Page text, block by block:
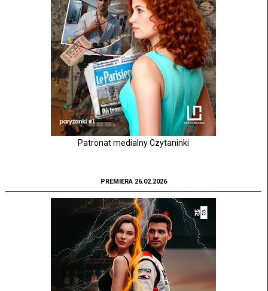
Patronat medialny Czytaninki
PREMIERA 26.02.2026